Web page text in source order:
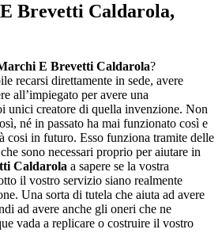
Brevetti Caldarola,
E Brevetti Caldarola?
recarsi direttamente in sede, avere
all’impiegato per avere una
unici creatore di quella invenzione. Non
né in passato ha mai funzionato così e
cosi in futuro. Esso funziona tramite delle
sono necessari proprio per aiutare in
Caldarola a sapere se la vostra
il vostro servizio siano realmente
Una sorta di tutela che aiuta ad avere
ad avere anche gli oneri che ne
vada a replicare o costruire il vostro